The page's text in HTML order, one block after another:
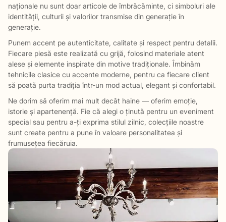
naționale nu sunt doar articole de îmbrăcăminte, ci simboluri ale
identității, culturii și valorilor transmise din generație în
generație.
Punem accent pe autenticitate, calitate și respect pentru detalii.
Fiecare piesă este realizată cu grijă, folosind materiale atent
alese și elemente inspirate din motive tradiționale. Îmbinăm
tehnicile clasice cu accente moderne, pentru ca fiecare client
să poată purta tradiția într-un mod actual, elegant și confortabil.
Ne dorim să oferim mai mult decât haine — oferim emoție,
istorie și apartenență. Fie că alegi o ținută pentru un eveniment
special sau pentru a-ți exprima stilul zilnic, colecțiile noastre
sunt create pentru a pune în valoare personalitatea și
frumusețea fiecăruia.